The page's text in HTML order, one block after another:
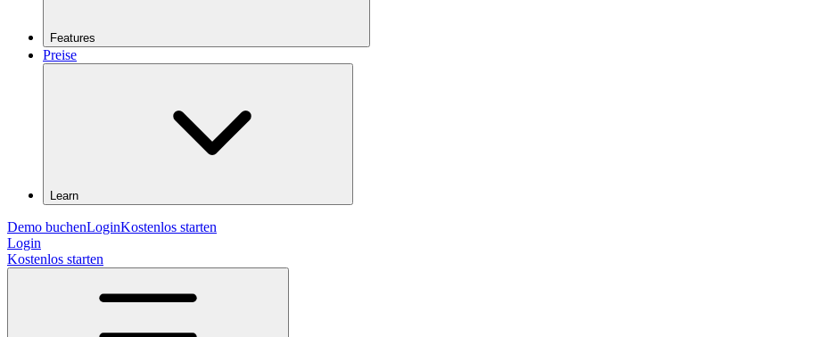
Features
Preise
Learn
Demo buchenLoginKostenlos starten
Login
Kostenlos starten